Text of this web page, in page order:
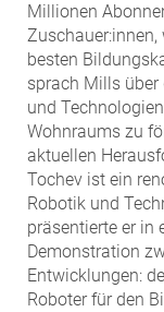
Millionen
Zuschauer:innen,
besten
sprach Mills
und
Wohnraums zu
aktuellen
Tochev ist ein
Robotik und
präsentierte er in
Demonstration
Entwicklungen:
Roboter für den